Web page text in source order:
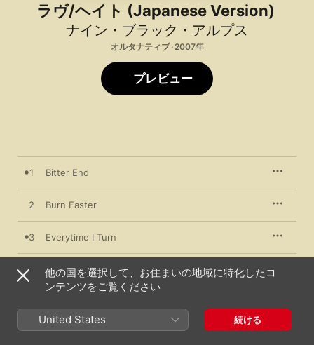
ラヴ/ヘイト (Japanese Version)
ナイン・ブラック・アルプス
オルタナティブ · 2007年
プレビュー
1 Bitter End
2 Burn Faster
3 Everytime I Turn
4 Pet Hate
6 Future Wife
他の国を選択して、お住まいの地域に特化したコ
ンテンツをご覧ください
United States 続ける